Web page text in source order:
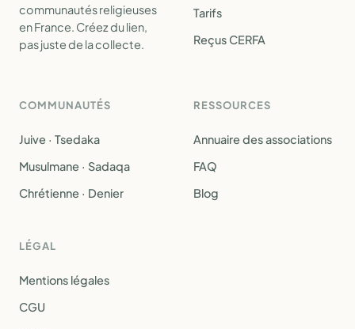
communautés religieuses
en France. Créez du lien,
pas juste de la collecte.
Tarifs
Reçus CERFA
COMMUNAUTÉS
Juive · Tsedaka
Musulmane · Sadaqa
Chrétienne · Denier
RESSOURCES
Annuaire des associations
FAQ
Blog
LÉGAL
Mentions légales
CGU